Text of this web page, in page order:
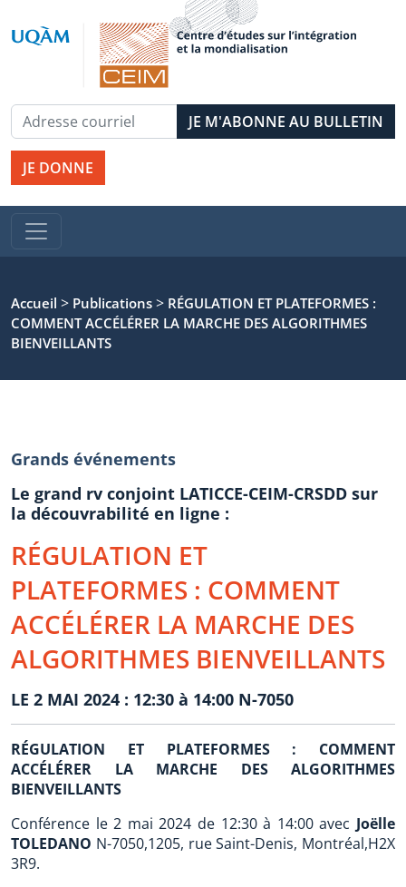
JE DONNE
Accueil > Publications > RÉGULATION ET PLATEFORMES :
COMMENT ACCÉLÉRER LA MARCHE DES ALGORITHMES
BIENVEILLANTS
Grands événements
Le grand rv conjoint LATICCE-CEIM-CRSDD sur
la découvrabilité en ligne :
RÉGULATION ET
PLATEFORMES : COMMENT
ACCÉLÉRER LA MARCHE DES
ALGORITHMES BIENVEILLANTS
LE 2 MAI 2024 : 12:30 à 14:00 N-7050
RÉGULATION ET PLATEFORMES : COMMENT
ACCÉLÉRER LA MARCHE DES ALGORITHMES
BIENVEILLANTS
Conférence le 2 mai 2024 de 12:30 à 14:00 avec Joëlle
TOLEDANO N-7050,1205, rue Saint-Denis, Montréal,H2X
3R9.